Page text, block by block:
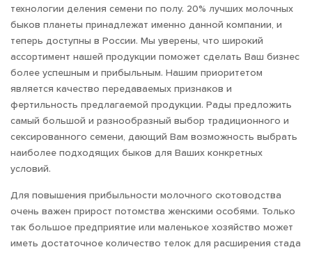
технологии деления семени по полу. 20% лучших молочных
быков планеты принадлежат именно данной компании, и
теперь доступны в России. Мы уверены, что широкий
ассортимент нашей продукции поможет сделать Ваш бизнес
более успешным и прибыльным. Нашим приоритетом
является качество передаваемых признаков и
фертильность предлагаемой продукции. Рады предложить
самый большой и разнообразный выбор традиционного и
сексированного семени, дающий Вам возможность выбрать
наиболее подходящих быков для Ваших конкретных
условий.
Для повышения прибыльности молочного скотоводства
очень важен прирост потомства женскими особями. Только
так большое предприятие или маленькое хозяйство может
иметь достаточное количество телок для расширения стада